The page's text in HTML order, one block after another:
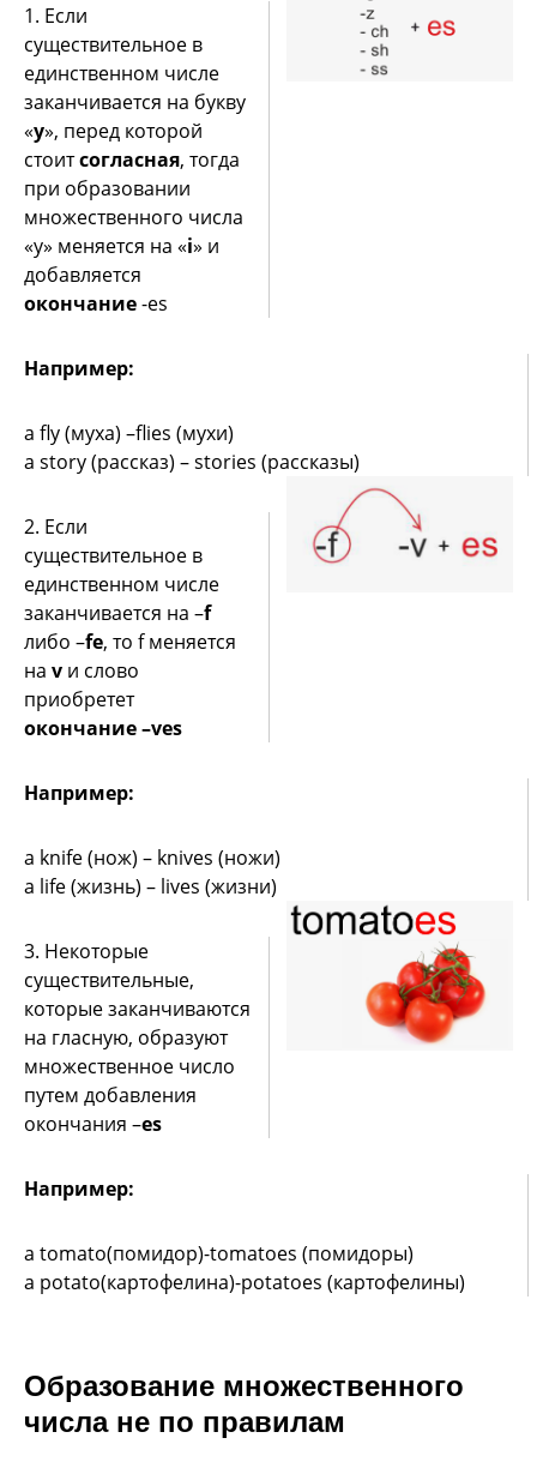
1. Если
существительное в
единственном числе
заканчивается на букву
«y», перед которой
стоитсогласная, тогда
при образовании
множественного числа
«y» меняется на «i» и
добавляется
окончание-es
Например:
a fly (муха) –flies (мухи)
a story (рассказ) – stories (рассказы)
2. Если
существительное в
единственном числе
заканчивается на –f
либо –fe, то f меняется
на v и слово
приобретет
окончание –ves
Например:
a knife (нож) – knives (ножи)
a life (жизнь) – lives (жизни)
3. Некоторые
существительные,
которые заканчиваются
на гласную, образуют
множественное число
путем добавления
окончания –es
Например:
a tomato(помидор)-tomatoes (помидоры)
a potato(картофелина)-potatoes (картофелины)
Образование множественного
числа не по правилам